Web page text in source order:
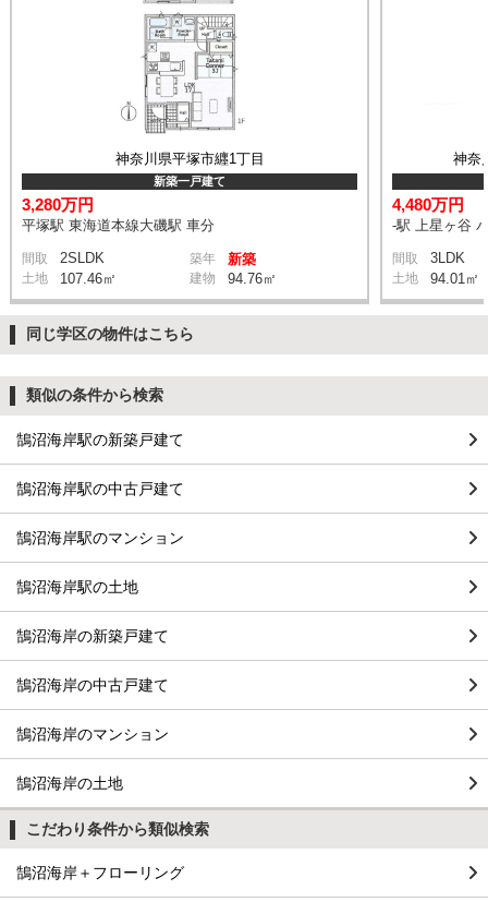
神奈川県平塚市纒1丁目
新築一戸建て
3,280万円
平塚駅 東海道本線大磯駅 車分
間取 2SLDK 築年 新築
土地 107.46㎡ 建物 94.76㎡
神奈
4,480万円
-駅 上星ヶ谷
間取 3LDK
土地 94.01㎡
同じ学区の物件はこちら
類似の条件から検索
鵠沼海岸駅の新築戸建て
鵠沼海岸駅の中古戸建て
鵠沼海岸駅のマンション
鵠沼海岸駅の土地
鵠沼海岸の新築戸建て
鵠沼海岸の中古戸建て
鵠沼海岸のマンション
鵠沼海岸の土地
こだわり条件から類似検索
鵠沼海岸＋フローリング